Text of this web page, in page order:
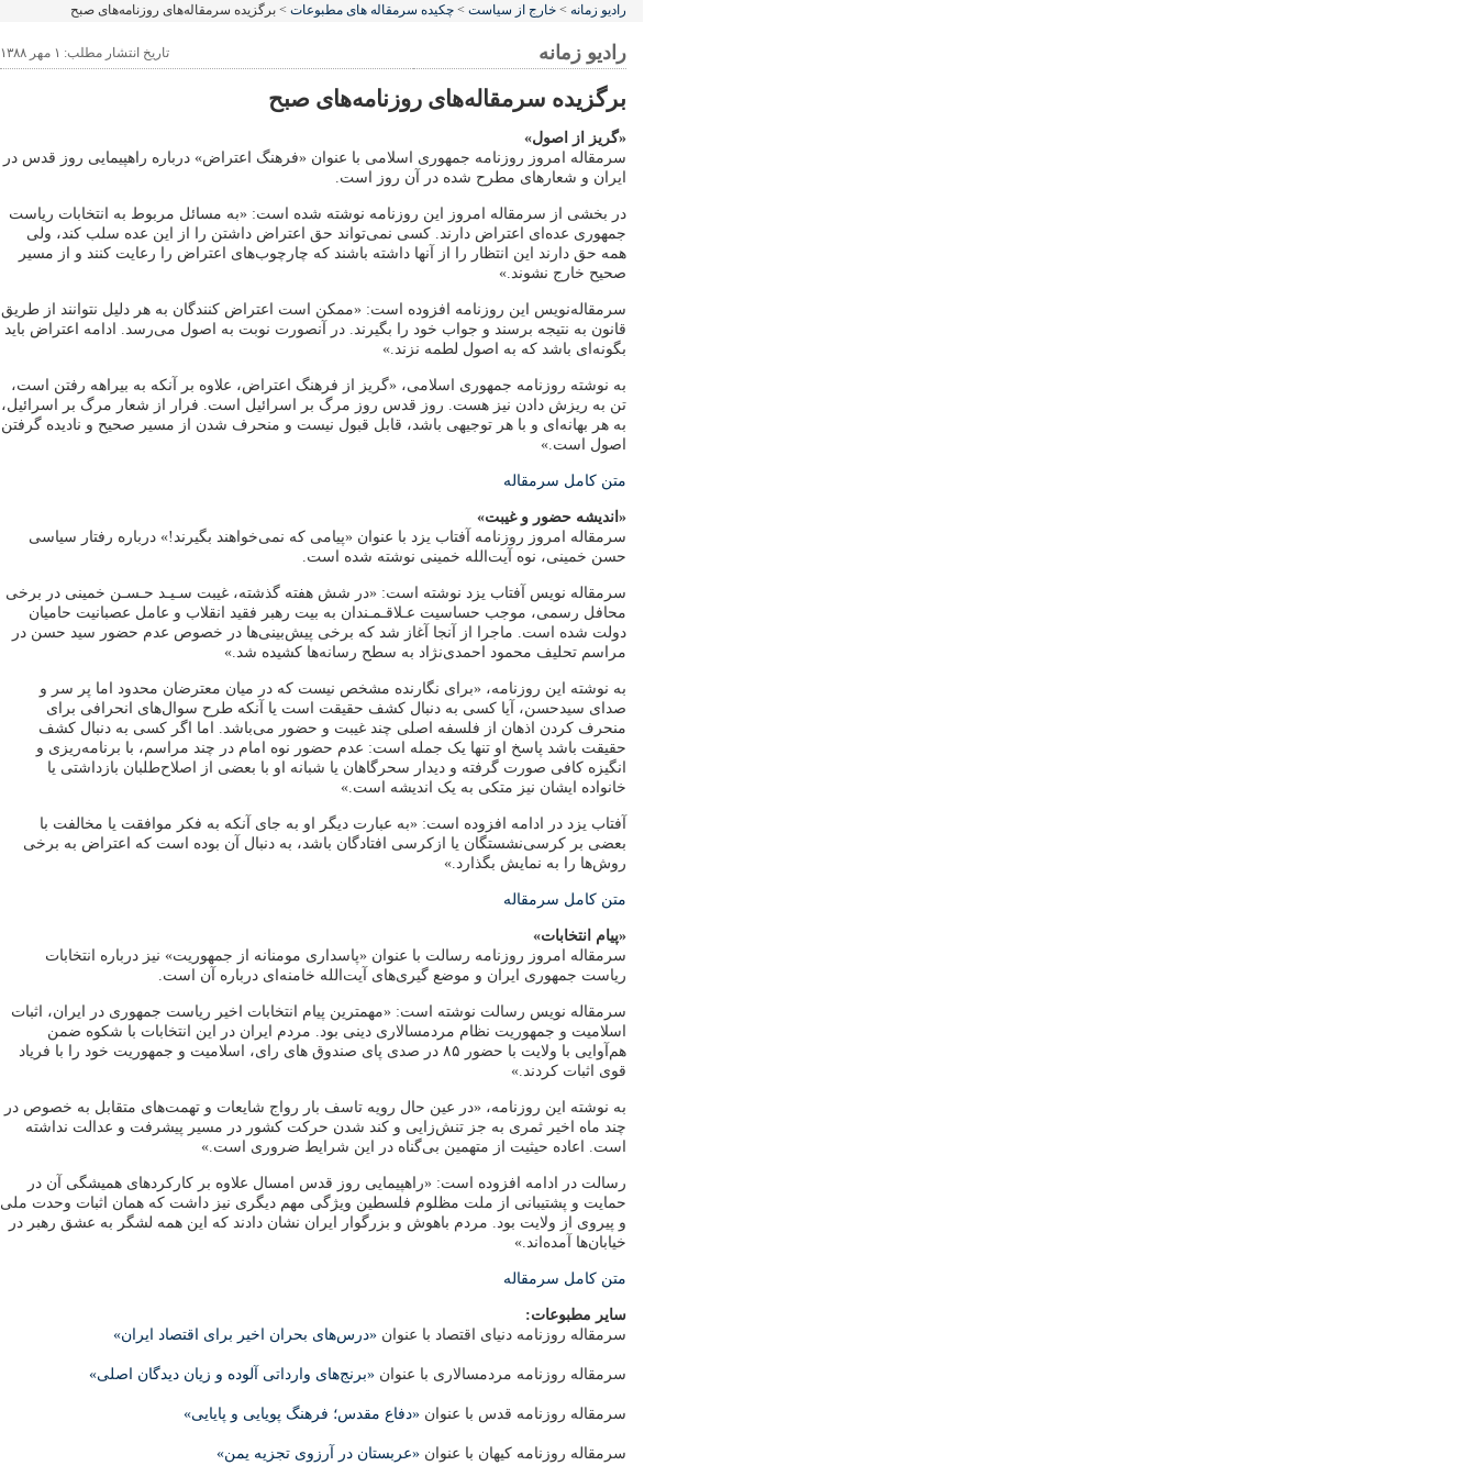
رادیو زمانه > خارج از سیاست > چکیده سرمقاله های مطبوعات > برگزیده سرمقاله‌های روزنامه‌های صبح
رادیو زمانه تاریخ انتشار مطلب: ۱ مهر ۱۳۸۸
برگزیده سرمقاله‌های روزنامه‌های صبح
«گریز از اصول»
سرمقاله امروز روزنامه جمهوری اسلامی با عنوان «فرهنگ اعتراض» درباره راهپیمایی روز قدس در
ایران و شعارهای مطرح شده در آن روز است.
در بخشی از سرمقاله امروز این روزنامه نوشته شده است: «به مسائل مربوط به انتخابات ریاست
جمهوری عده‌ای اعتراض دارند. کسی نمی‌تواند حق اعتراض داشتن را از این عده سلب کند، ولی
همه حق دارند این انتظار را از آنها داشته باشند که چارچوب‌های اعتراض را رعایت کنند و از مسیر
صحیح خارج نشوند.»
سرمقاله‌نویس این روزنامه افزوده است: «ممکن است اعتراض کنندگان به هر دلیل نتوانند از طریق
قانون به نتیجه برسند و جواب خود را بگیرند. در آنصورت نوبت به اصول می‌رسد. ادامه اعتراض باید
بگونه‌ای باشد که به اصول لطمه نزند.»
به نوشته روزنامه جمهوری اسلامی، «گریز از فرهنگ اعتراض، علاوه بر آنکه به بیراهه رفتن است،
تن به ریزش دادن نیز هست. روز قدس روز مرگ بر اسرائیل است. فرار از شعار مرگ بر اسرائیل،
به هر بهانه‌ای و با هر توجیهی باشد، قابل قبول نیست و منحرف شدن از مسیر صحیح و نادیده گرفتن
اصول است.»
متن کامل سرمقاله
«اندیشه حضور و غیبت»
سرمقاله امروز روزنامه آفتاب یزد با عنوان «پیامی که نمی‌خواهند بگیرند!» درباره رفتار سیاسی
حسن خمینی، نوه آیت‌الله خمینی نوشته شده است.
سرمقاله نویس آفتاب یزد نوشته است: «در شش هفته گذشته، غیبت سـیـد حـسـن خمینی در برخی
محافل رسمی، موجب حساسیت عـلاقـمـندان به بیت رهبر فقید انقلاب و عامل عصبانیت حامیان
دولت شده‌ است. ماجرا از آنجا آغاز شد که برخی پیش‌بینی‌ها در خصوص عدم حضور سید حسن در
مراسم تحلیف محمود احمدی‌نژاد به سطح رسانه‌ها کشیده شد.»
به نوشته این روزنامه، «برای نگارنده مشخص نیست که در میان معترضان محدود اما پر سر و
صدای سیدحسن، آیا کسی به دنبال کشف حقیقت است یا آنکه طرح سوال‌های انحرافی برای
منحرف کردن اذهان از فلسفه اصلی چند غیبت و حضور می‌باشد. اما اگر کسی به دنبال کشف
حقیقت باشد پاسخ او تنها یک جمله است: عدم حضور نوه امام در چند مراسم، با برنامه‌ریزی و
انگیزه ‌کافی صورت گرفته و دیدار سحرگاهان یا شبانه او با بعضی از اصلاح‌طلبان بازداشتی یا
خانواده ایشان نیز متکی به یک اندیشه است.»
آفتاب یزد در ادامه افزوده است: «به عبارت دیگر او به جای آنکه به فکر موافقت یا مخالفت با
بعضی بر کرسی‌نشستگان یا ازکرسی افتادگان باشد، به دنبال آن بوده است که اعتراض به برخی
روش‌ها را به نمایش بگذارد.»
متن کامل سرمقاله
«پیام انتخابات»
سرمقاله امروز روزنامه رسالت با عنوان «پاسداری مومنانه از جمهوریت» نیز درباره انتخابات
ریاست جمهوری ایران و موضع گیری‌های آیت‌الله خامنه‌ای درباره آن است.
سرمقاله نویس رسالت نوشته است: «مهمترین پیام انتخابات اخیر ریاست جمهوری در ایران، اثبات
اسلامیت و جمهوریت نظام مردمسالاری دینی بود. مردم ایران در این انتخابات با شکوه ضمن
هم‌آوایی با ولایت با حضور ۸۵ در صدی پای صندوق های رای، اسلامیت و جمهوریت خود را با فریاد
قوی اثبات کردند.»
به نوشته این روزنامه، «در عین حال رویه تاسف بار رواج شایعات و تهمت‌های متقابل به خصوص در
چند ماه اخیر ثمری به جز تنش‌زایی و کند شدن حرکت کشور در مسیر پیشرفت و عدالت نداشته
است. اعاده حیثیت از متهمین بی‌گناه در این شرایط ضروری است.»
رسالت در ادامه افزوده است: «راهپیمایی روز قدس امسال علاوه بر کارکردهای همیشگی آن در
حمایت و پشتیبانی از ملت مظلوم فلسطین ویژگی مهم دیگری نیز داشت که همان اثبات وحدت ملی
و پیروی از ولایت بود. مردم باهوش و بزرگوار ایران نشان دادند که این همه لشگر به عشق رهبر در
خیابان‌ها آمده‌اند.»
متن کامل سرمقاله
سایر مطبوعات:
سرمقاله روزنامه دنیای اقتصاد با عنوان «درس‌های بحران اخیر برای اقتصاد ایران»
سرمقاله روزنامه مردمسالاری با عنوان «برنج‌های وارداتی آلوده و زیان دیدگان اصلی»
سرمقاله روزنامه قدس با عنوان «دفاع مقدس؛ فرهنگ پویایی و پایایی»
سرمقاله روزنامه کیهان با عنوان «عربستان در آرزوی تجزیه یمن»